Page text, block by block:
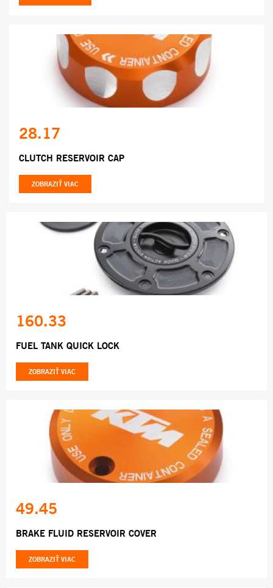
28.17
CLUTCH RESERVOIR CAP
ZOBRAZIŤ VIAC
160.33
FUEL TANK QUICK LOCK
ZOBRAZIŤ VIAC
49.45
BRAKE FLUID RESERVOIR COVER
ZOBRAZIŤ VIAC